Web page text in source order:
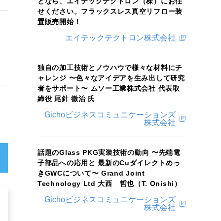
せください。フラックスレス真空リフロー装
置販売開始！
エイテックテクトロン株式会社
独自の加工技術とノウハウで様々な材料にチ
ャレンジ 〜色々なアイデアを生み出して研究
者をサポート〜 ムソー工業株式会社 代表取
締役 尾針 徹治 氏
Gichoビジネスコミュニケーションズ
株式会社
話題のGlass PKG実装技術の動向 〜先端電
子部品への応用と 最新のCuダイレクトめっ
きGWCについて〜 Grand Joint
Technology Ltd 大西 哲也（T. Onishi）
Gichoビジネスコミュニケーションズ
株式会社